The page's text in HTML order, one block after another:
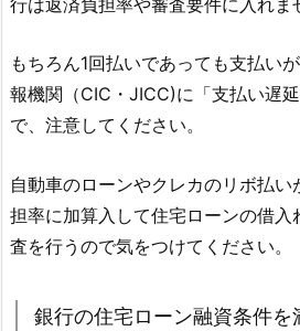
もちろん1回払いであっても支払い
報機関（CIC・JICC)に「支払い遅
で、注意してください。
自動車のローンやクレカのリボ払い
担率に加算入して住宅ローンの借入
査を行うので気をつけてください。
銀行の住宅ローン融資条件を